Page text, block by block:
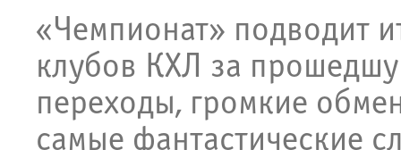
«Чемпионат» подводит
клубов КХЛ за
переходы, громкие
самые фантастические